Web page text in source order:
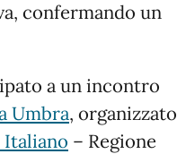
confermando un
a un incontro
Umbra, organizzato
Italiano – Regione